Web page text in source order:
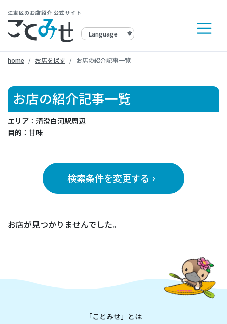
江東区のお店紹介 公式サイト
home お店を探す お店の紹介記事一覧
お店の紹介記事一覧
エリア ：清澄白河駅周辺
目的 ：甘味
検索条件を変更する keyboard_arrow_right
お店が見つかりませんでした。
「ことみせ」とは